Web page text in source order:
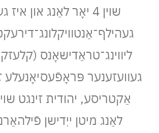
שױן 4 יאָר לאַנג און
ליװינג־טראַדישאָנס
געװעזענער פּראָפֿעסיאָנעלע
לאַנג מיטן ייִדישן